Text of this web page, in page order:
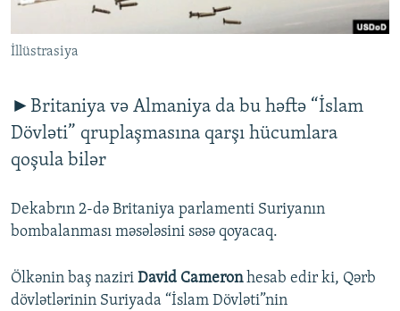
AZADLIQRADIOSU MOBIL TELEFONUNUZDA
XƏBƏR BÜLLETENLƏRIMIZ
RFE/RL-in bütün saytları
İllüstrasiya
►Britaniya və Almaniya da bu həftə “İslam
Dövləti” qruplaşmasına qarşı hücumlara
qoşula bilər
Dekabrın 2-də Britaniya parlamenti Suriyanın
bombalanması məsələsini səsə qoyacaq.
Ölkənin baş naziri David Cameronhesab edir ki, Qərb
dövlətlərinin Suriyada “İslam Dövləti”nin